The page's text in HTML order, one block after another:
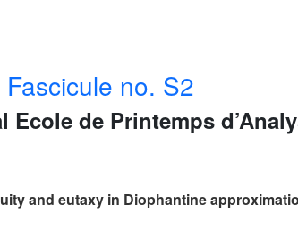
Fascicule no. S2
Ecole de Printemps
and eutaxy in Diophantine